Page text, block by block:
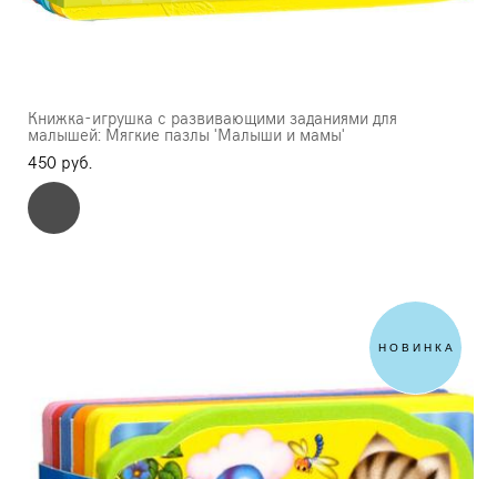
Книжка-игрушка с развивающими заданиями для
малышей: Мягкие пазлы 'Малыши и мамы'
450 pуб.
НОВИНКА